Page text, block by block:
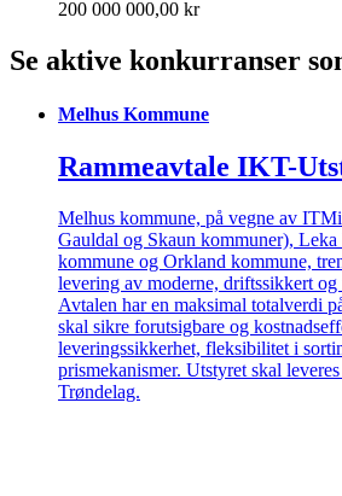
200 000 000,00 kr
Se aktive konkurranser
Melhus Kommune
Rammeavtale IKT-
Melhus kommune, på vegne av
Gauldal og Skaun kommuner),
kommune og Orkland kommune,
levering av moderne, driftssikkert
Avtalen har en maksimal totalverdi
skal sikre forutsigbare og
leveringssikkerhet, fleksibilitet i
prismekanismer. Utstyret skal
Trøndelag.